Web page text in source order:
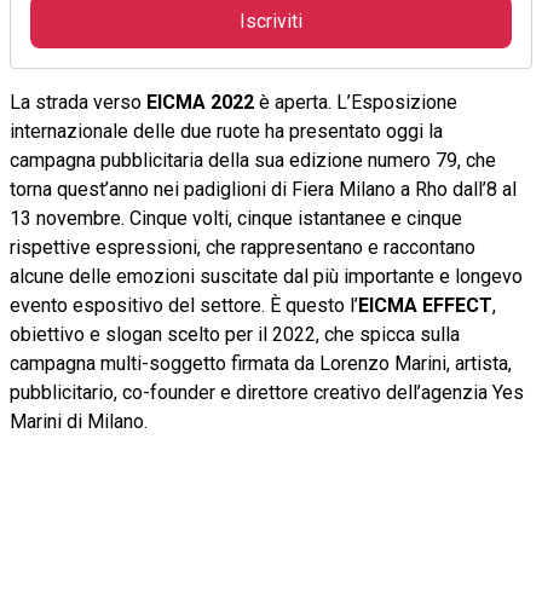
Iscriviti
La strada verso EICMA 2022 è aperta. L’Esposizione
internazionale delle due ruote ha presentato oggi la
campagna pubblicitaria della sua edizione numero 79, che
torna quest’anno nei padiglioni di Fiera Milano a Rho dall’8 al
13 novembre. Cinque volti, cinque istantanee e cinque
rispettive espressioni, che rappresentano e raccontano
alcune delle emozioni suscitate dal più importante e longevo
evento espositivo del settore. È questo l’EICMA EFFECT,
obiettivo e slogan scelto per il 2022, che spicca sulla
campagna multi-soggetto firmata da Lorenzo Marini, artista,
pubblicitario, co-founder e direttore creativo dell’agenzia Yes
Marini di Milano.